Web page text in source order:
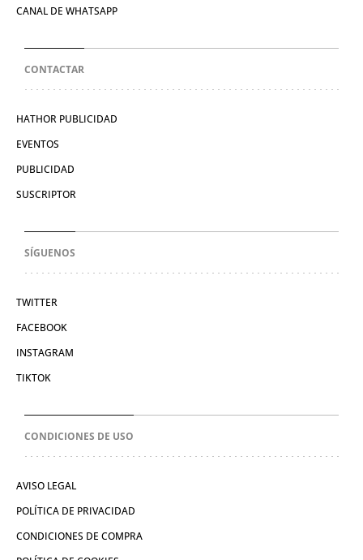
CANAL DE WHATSAPP
CONTACTAR
HATHOR PUBLICIDAD
EVENTOS
PUBLICIDAD
SUSCRIPTOR
SÍGUENOS
TWITTER
FACEBOOK
INSTAGRAM
TIKTOK
CONDICIONES DE USO
AVISO LEGAL
POLÍTICA DE PRIVACIDAD
CONDICIONES DE COMPRA